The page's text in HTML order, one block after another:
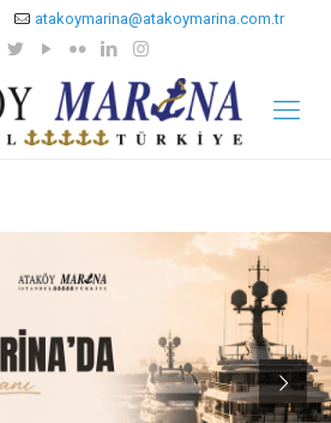
atakoymarina@atakoymarina.com.tr